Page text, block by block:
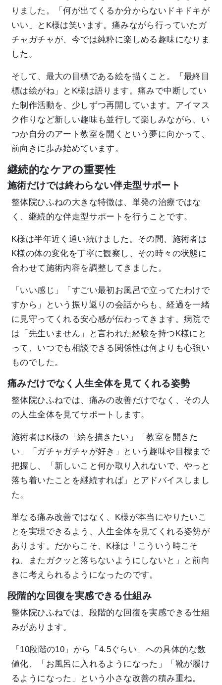
りました。「何が出てくるか分からないドキドキが
いい」とK様は笑います。痛みながら行っていたガ
チャガチャが、今では純粋に楽しめる趣味になりま
した。
そして、最大の目標である絵を描くこと。「最終目
標は絵がね」とK様は語ります。痛みで中断してい
た制作活動を、少しずつ再開しています。アイマス
ク作りなど新しい趣味も並行して楽しみながら、い
つか自分のアート教室を開くという夢に向かって、
前向きに歩み始めています。
継続的なケアの重要性
施術だけでは終わらない伴走型サポート
整体院ひふねの大きな特徴は、単発の治療ではな
く、継続的な伴走型サポートを行うことです。
K様は半年近く通い続けました。その間、施術者は
K様の体の変化を丁寧に観察し、その時々の状態に
合わせて施術内容を調整してきました。
「いい感じ」「すごい最初お風呂で立ってたわけで
すから」という振り返りの会話からも、経過を一緒
に見守ってくれる安心感が伝わってきます。病院で
は「先生いません」と言われた経験を持つK様にと
って、いつでも相談できる関係性は何よりも心強い
ものでした。
痛みだけでなく人生全体を見てくれる姿勢
整体院ひふねでは、痛みの改善だけでなく、その人
の人生全体を見てサポートします。
施術者はK様の「絵を描きたい」「教室を開きた
い」「ガチャガチャが好き」という趣味や目標まで
把握し、「新しいこと何か取り入れないで、やっと
落ち着いたことを継続すれば」とアドバイスしまし
た。
単なる痛み改善ではなく、K様が本当にやりたいこ
とを実現できるよう、人生全体を見てくれる姿勢が
あります。だからこそ、K様は「こういう時こそ
ね、またガクッと落ちないようにしないと」と前向
きに考えられるようになったのです。
段階的な回復を実感できる仕組み
整体院ひふねでは、段階的な回復を実感できる仕組
みがあります。
「10段階の10」から「4.5ぐらい」への具体的な数
値化、「お風呂に入れるようになった」「靴が履け
るようになった」という小さな改善の積み重ね。